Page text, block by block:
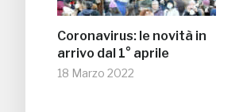
Coronavirus: le novità in
arrivo dal 1° aprile
18 Marzo 2022